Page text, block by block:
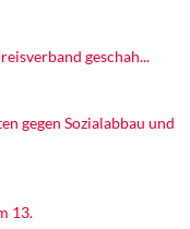
geschah...
gegen Sozialabbau und
13.